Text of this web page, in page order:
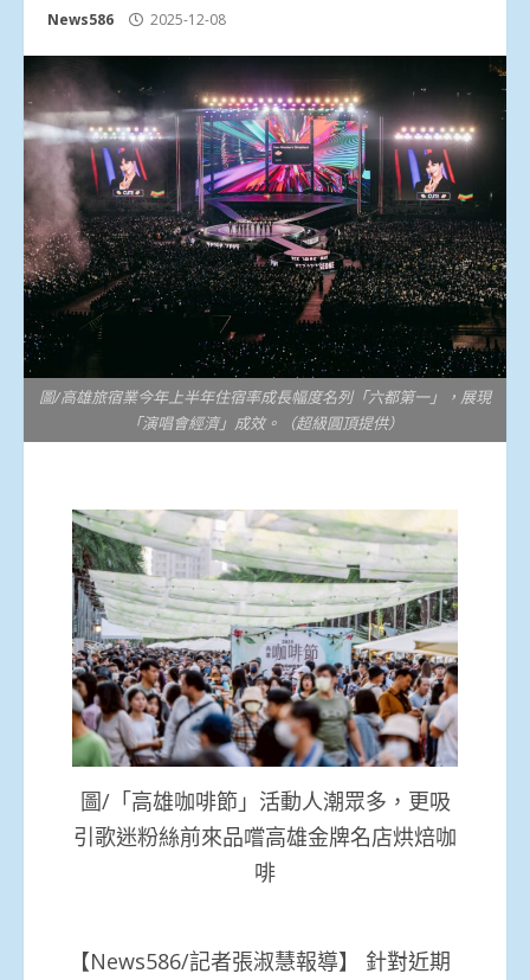
News586 2025-12-08
圖/高雄旅宿業今年上半年住宿率成長幅度名列「六都第一」，展現
「演唱會經濟」成效。（超級圓頂提供）
圖/「高雄咖啡節」活動人潮眾多，更吸
引歌迷粉絲前來品嚐高雄金牌名店烘焙咖
啡
【News586/記者張淑慧報導】 針對近期